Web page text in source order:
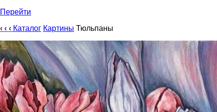
Перейти
‹ ‹ ‹ Каталог Картины Тюльпаны